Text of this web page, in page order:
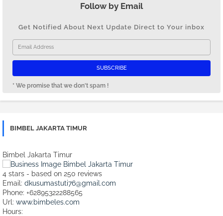
Follow by Email
Get Notified About Next Update Direct to Your inbox
* We promise that we don't spam !
BIMBEL JAKARTA TIMUR
Bimbel Jakarta Timur
4 stars - based on 250 reviews
Email: dkusumastuti76@gmail.com
Phone: +62895322288565
Url: www.bimbeles.com
Hours: